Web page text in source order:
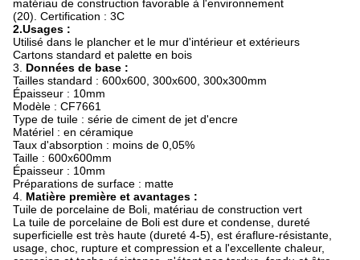
matériau de construction favorable à l'environnement
(20). Certification : 3C
2.Usages :
Utilisé dans le plancher et le mur d'intérieur et extérieurs
Cartons standard et palette en bois
3. Données de base :
Tailles standard : 600x600, 300x600, 300x300mm
Épaisseur : 10mm
Modèle : CF7661
Type de tuile : série de ciment de jet d'encre
Matériel : en céramique
Taux d'absorption : moins de 0,05%
Taille : 600x600mm
Épaisseur : 10mm
Préparations de surface : matte
4. Matière première et avantages :
Tuile de porcelaine de Boli, matériau de construction vert
La tuile de porcelaine de Boli est dure et condense, dureté
superficielle est très haute (dureté 4-5), est éraflure-résistante,
usage, choc, rupture et compression et a l'excellente chaleur,